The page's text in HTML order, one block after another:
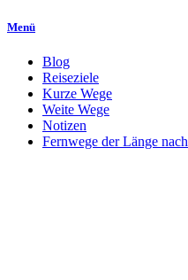
Menü
Blog
Reiseziele
Kurze Wege
Weite Wege
Notizen
Fernwege der Länge nach